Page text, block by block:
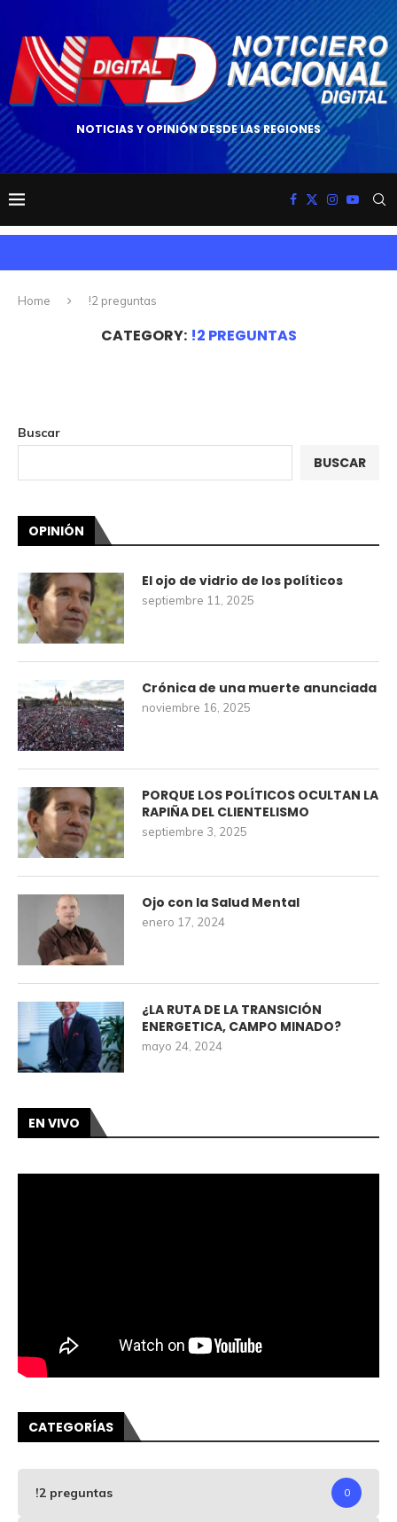
NOTICIAS Y OPINIÓN DESDE LAS REGIONES
Home !2 preguntas
CATEGORY: !2 PREGUNTAS
Buscar
BUSCAR
OPINIÓN
El ojo de vidrio de los políticos
septiembre 11, 2025
Crónica de una muerte anunciada
noviembre 16, 2025
PORQUE LOS POLÍTICOS OCULTAN LA
RAPIÑA DEL CLIENTELISMO
septiembre 3, 2025
Ojo con la Salud Mental
enero 17, 2024
¿LA RUTA DE LA TRANSICIÓN
ENERGETICA, CAMPO MINADO?
mayo 24, 2024
EN VIVO
CATEGORÍAS
!2 preguntas 0